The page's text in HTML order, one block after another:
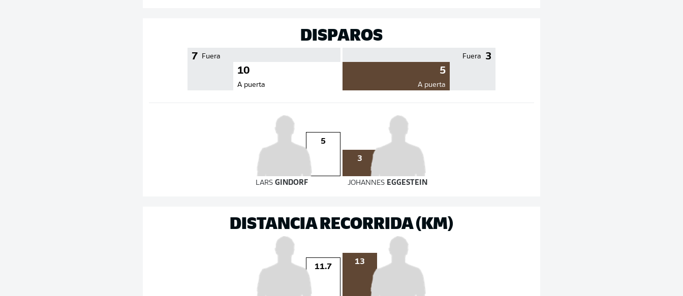
DISPAROS
7 Fuera
10
A puerta
3
Fuera
5
A puerta
5
3
LARSGINDORF JOHANNES EGGESTEIN
DISTANCIA RECORRIDA (KM)
11.7
13